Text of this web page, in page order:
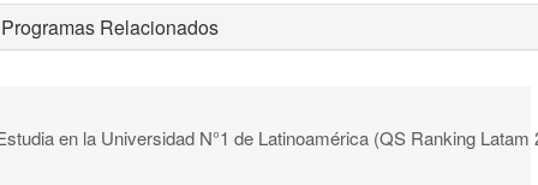
Programas Relacionados
en la Universidad N°1 de Latinoamérica (QS Ranking Latam